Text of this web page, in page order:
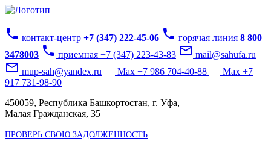
phone контакт-центр +7 (347) 222-45-06 phone горячая линия 8 800
3478003 phone приемная +7 (347) 223-43-83 mail_outline mail@sahufa.ru
mail_outline mup-sah@yandex.ru Max +7 986 704-40-88
Max +7
917 731-98-90
450059, Республика Башкортостан, г. Уфа,
Малая Гражданская, 35
ПРОВЕРЬ СВОЮ ЗАДОЛЖЕННОСТЬ